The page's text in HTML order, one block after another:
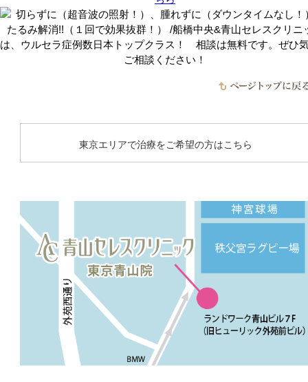
東京エリアで治療をご希望の方はこちら